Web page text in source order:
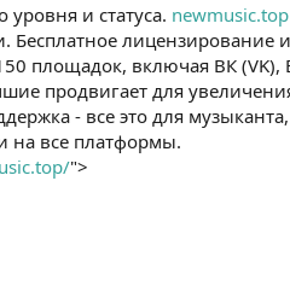
уровня и статуса. newmusic.top
лицензирование
площадок, включая ВК
продвигает для
- все это для
на все платформы.
">